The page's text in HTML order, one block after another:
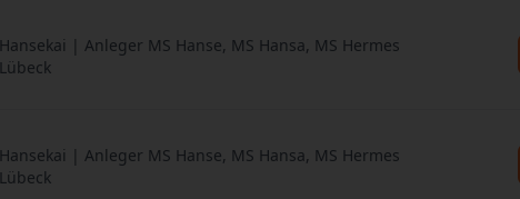
Hansekai | Anleger MS Hanse, MS Hansa, MS Hermes
Lübeck
Hansekai | Anleger MS Hanse, MS Hansa, MS Hermes
Lübeck